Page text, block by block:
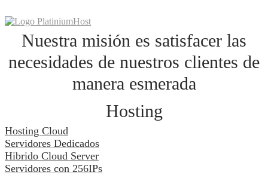
Nuestra misión es satisfacer las
necesidades de nuestros clientes de
manera esmerada
Hosting
Hosting Cloud
Servidores Dedicados
Hibrido Cloud Server
Servidores con 256IPs